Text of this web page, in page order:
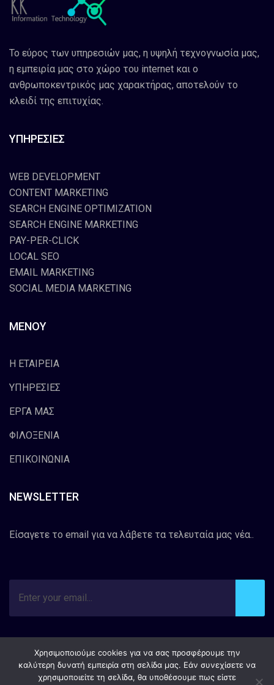
Το εύρος των υπηρεσιών μας, η υψηλή τεχνογνωσία μας,
η εμπειρία μας στο χώρο του internet και ο
ανθρωποκεντρικός μας χαρακτήρας, αποτελούν το
κλειδί της επιτυχίας.
ΥΠΗΡΕΣΙΕΣ
WEB DEVELOPMENT
CONTENT MARKETING
SEARCH ENGINE OPTIMIZATION
SEARCH ENGINE MARKETING
PAY-PER-CLICK
LOCAL SEO
EMAIL MARKETING
SOCIAL MEDIA MARKETING
ΜΕΝΟΥ
Η ΕΤΑΙΡΕΙΑ
ΥΠΗΡΕΣΙΕΣ
ΕΡΓΑ ΜΑΣ
ΦΙΛΟΞΕΝΙΑ
ΕΠΙΚΟΙΝΩΝΙΑ
NEWSLETTER
Είσαγετε το email για να λάβετε τα τελευταία μας νέα..
Χρησιμοποιούμε cookies για να σας προσφέρουμε την
καλύτερη δυνατή εμπειρία στη σελίδα μας. Εάν συνεχίσετε να
χρησιμοποιείτε τη σελίδα, θα υποθέσουμε πως είστε